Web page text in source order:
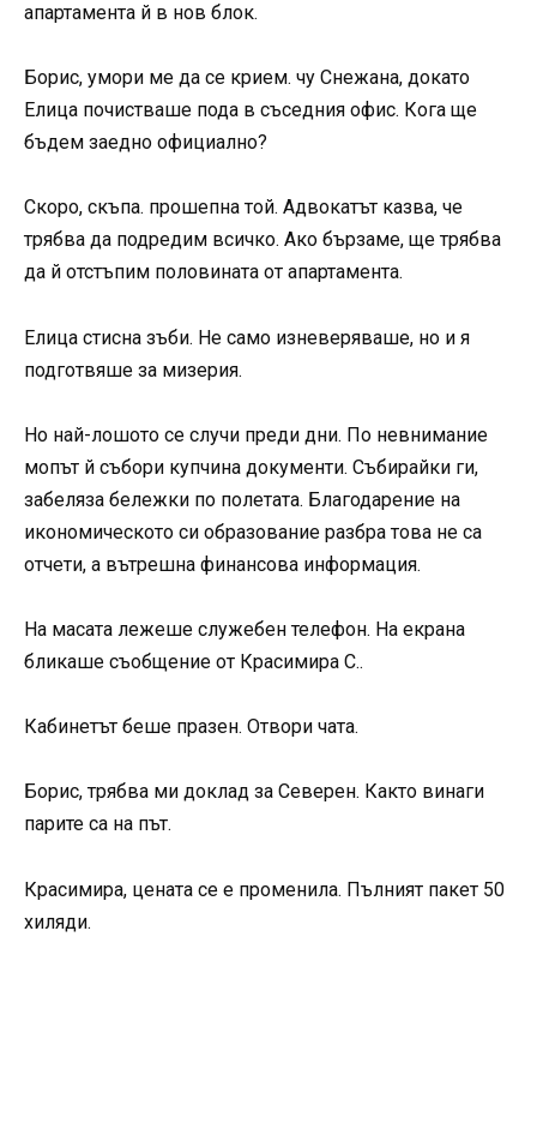
апартамента й в нов блок.
Борис, умори ме да се крием. чу Снежана, докато
Елица почистваше пода в съседния офис. Кога ще
бъдем заедно официално?
Скоро, скъпа. прошепна той. Адвокатът казва, че
трябва да подредим всичко. Ако бързаме, ще трябва
да й отстъпим половината от апартамента.
Елица стисна зъби. Не само изневеряваше, но и я
подготвяше за мизерия.
Но най-лошото се случи преди дни. По невнимание
мопът й събори купчина документи. Събирайки ги,
забеляза бележки по полетата. Благодарение на
икономическото си образование разбра това не са
отчети, а вътрешна финансова информация.
На масата лежеше служебен телефон. На екрана
бликаше съобщение от Красимира С..
Кабинетът беше празен. Отвори чата.
Борис, трябва ми доклад за Северен. Както винаги
парите са на път.
Красимира, цената се е променила. Пълният пакет 50
хиляди.